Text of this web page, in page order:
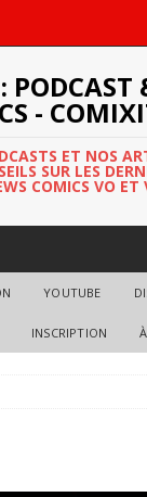
-
ET NOS
SUR LES
COMICS VO ET
YOUTUBE
INSCRIPTION